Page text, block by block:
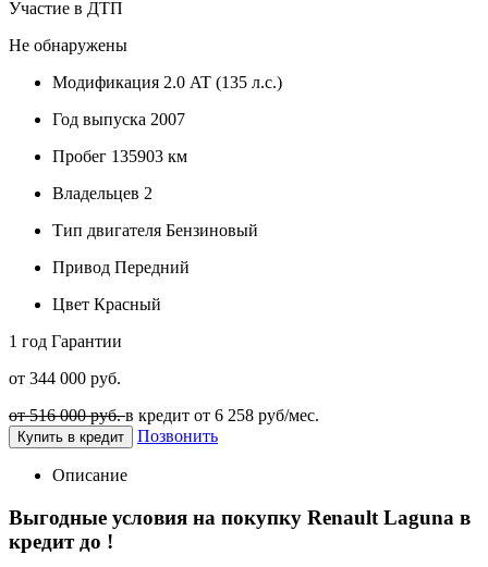
Участие в ДТП
Не обнаружены
Модификация 2.0 AT (135 л.с.)
Год выпуска 2007
Пробег 135903 км
Владельцев 2
Тип двигателя Бензиновый
Привод Передний
Цвет Красный
1 год Гарантии
от 344 000 руб.
от 516 000 руб.в кредит от 6 258 руб/мес.
Купить в кредит Позвонить
Описание
Выгодные условия на покупку Renault Laguna в
кредит до !